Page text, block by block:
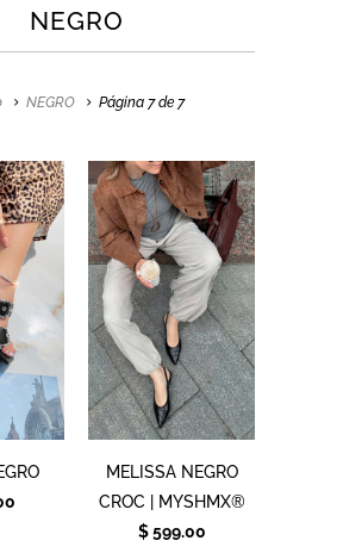
NEGRO
NEGRO Página 7 de 7
MELISSA NEGRO
CROC | MYSHMX®
$ 599.00